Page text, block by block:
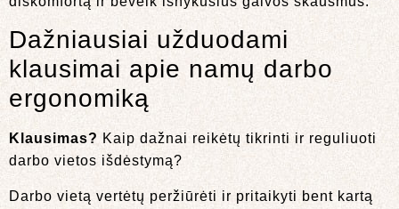
Dažniausiai užduodami
klausimai apie namų darbo
ergonomiką
Klausimas? Kaip dažnai reikėtų tikrinti ir reguliuoti
darbo vietos išdėstymą?
Darbo vietą vertėtų peržiūrėti ir pritaikyti bent kartą